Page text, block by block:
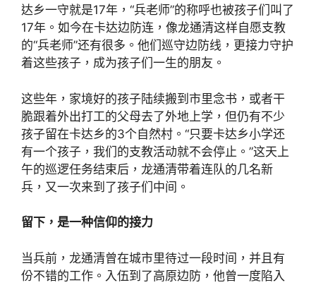
达乡一守就是17年，“兵老师”的称呼也被孩子们叫了
17年。如今在卡达边防连，像龙通清这样自愿支教
的“兵老师”还有很多。他们巡守边防线，更接力守护
着这些孩子，成为孩子们一生的朋友。
这些年，家境好的孩子陆续搬到市里念书，或者干
脆跟着外出打工的父母去了外地上学，但仍有不少
孩子留在卡达乡的3个自然村。“只要卡达乡小学还
有一个孩子，我们的支教活动就不会停止。”这天上
午的巡逻任务结束后，龙通清带着连队的几名新
兵，又一次来到了孩子们中间。
留下，是一种信仰的接力
当兵前，龙通清曾在城市里待过一段时间，并且有
份不错的工作。入伍到了高原边防，他曾一度陷入